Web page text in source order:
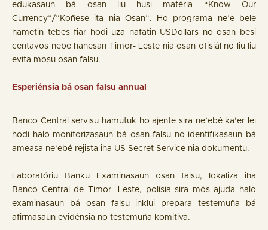
edukasaun bá osan liu husi matéria “Know Our
Currency”/”Koñese ita nia Osan”. Ho programa ne’e bele
hametin tebes fiar hodi uza nafatin USDollars no osan besi
centavos nebe hanesan Timor- Leste nia osan ofisiál no liu liu
evita mosu osan falsu.
Esperiénsia bá osan falsu annual
Banco Central servisu hamutuk ho ajente sira ne’ebé ka’er lei
hodi halo monitorizasaun bá osan falsu no identifikasaun bá
ameasa ne’ebé rejista iha US Secret Service nia dokumentu.
Laboratóriu Banku Examinasaun osan falsu, lokaliza iha
Banco Central de Timor- Leste, polísia sira mós ajuda halo
examinasaun bá osan falsu inklui prepara testemuña bá
afirmasaun evidénsia no testemuña komitiva.